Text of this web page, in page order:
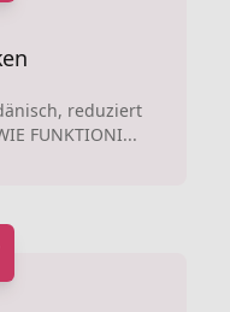
reduziert
FUNKTIONI...